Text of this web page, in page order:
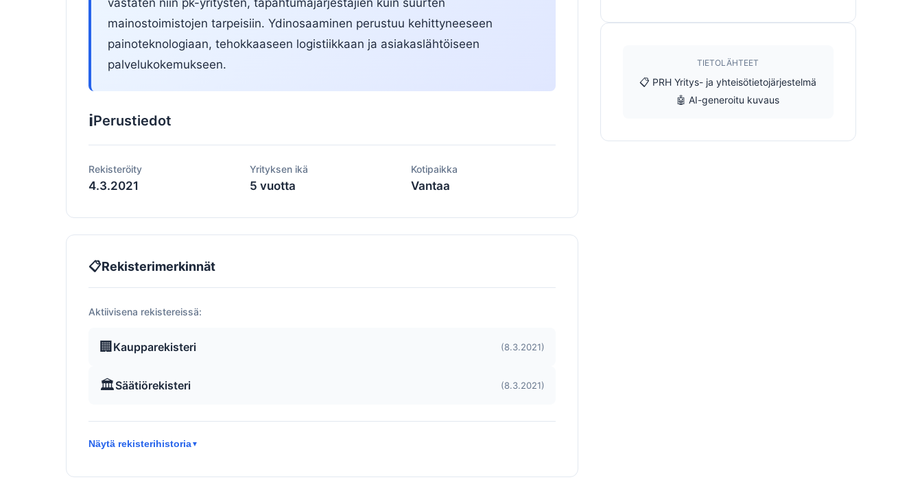
vastaten niin pk-yritysten, tapahtumajärjestäjien kuin suurten
mainostoimistojen tarpeisiin. Ydinosaaminen perustuu kehittyneeseen
painoteknologiaan, tehokkaaseen logistiikkaan ja asiakaslähtöiseen
palvelukokemukseen.
ℹ️Perustiedot
Rekisteröity
4.3.2021
Yrityksen ikä
5 vuotta
Kotipaikka
Vantaa
📋Rekisterimerkinnät
Aktiivisena rekistereissä:
🏢 Kaupparekisteri (8.3.2021)
🏛️Säätiörekisteri (8.3.2021)
Näytä rekisterihistoria▼
TIETOLÄHTEET
📋 PRH Yritys- ja yhteisötietojärjestelmä
🤖 AI-generoitu kuvaus